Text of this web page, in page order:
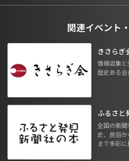
関連イベント
きさらぎ
情報収集
歴史ある
ふるさと
全国の新
史、民俗
まで多彩に